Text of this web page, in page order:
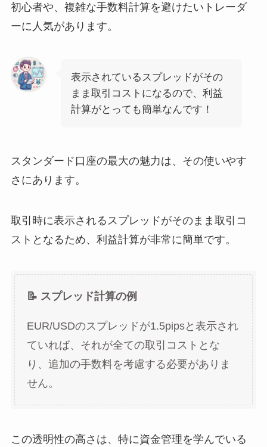
初心者や、複雑な手数料計算を避けたいトレーダ
ーに人気があります。
表示されているスプレッドがその
まま取引コストになるので、利益
計算がとっても簡単なんです！
スタンダード口座の最大の魅力は、その使いやす
さにあります。
取引時に表示されるスプレッドがそのまま取引コ
ストとなるため、利益計算が非常に簡単です。
📝 スプレッド計算の例
EUR/USDのスプレッドが1.5pipsと表示され
ていれば、それが全ての取引コストとな
り、追加の手数料を考慮する必要がありま
せん。
この透明性の高さは、特に資金管理を学んでいる